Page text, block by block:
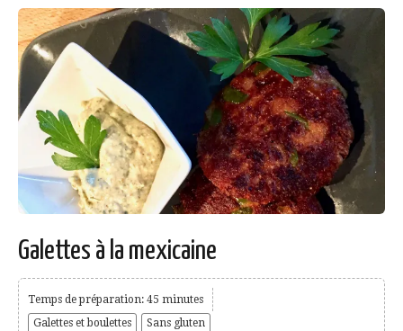
Galettes à la mexicaine
Temps de préparation: 45 minutes
Galettes et boulettes
Sans gluten